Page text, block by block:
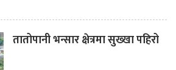
तातोपानी भन्सार क्षेत्रमा सुख्खा पहिरो